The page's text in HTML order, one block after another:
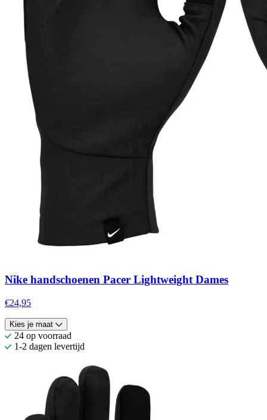
Nike handschoenen Pacer Lightweight Dames
€24,95
Kies je maat
24 op voorraad
1-2 dagen levertijd